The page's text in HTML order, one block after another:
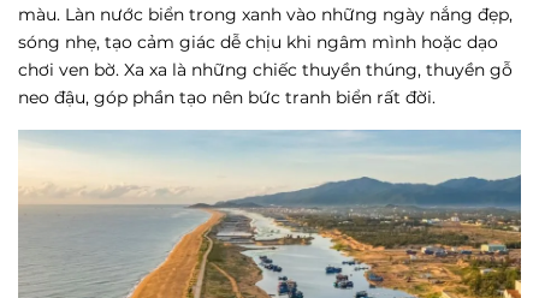
màu. Làn nước biển trong xanh vào những ngày nắng đẹp,
sóng nhẹ, tạo cảm giác dễ chịu khi ngâm mình hoặc dạo
chơi ven bờ. Xa xa là những chiếc thuyền thúng, thuyền gỗ
neo đậu, góp phần tạo nên bức tranh biển rất đời.